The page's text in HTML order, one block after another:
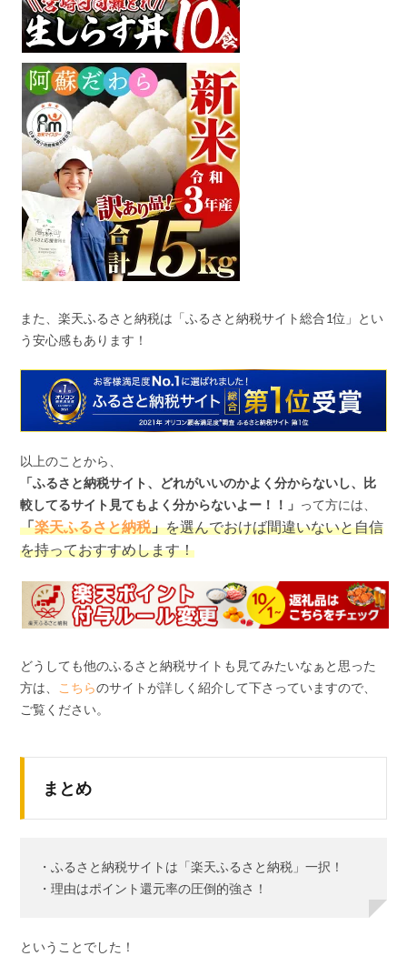
また、楽天ふるさと納税は「ふるさと納税サイト総合1位」とい
う安心感もあります！
以上のことから、
「ふるさと納税サイト、どれがいいのかよく分からないし、比
較してるサイト見てもよく分からないよー！！」 って方には、
「楽天ふるさと納税」を選んでおけば間違いないと自信
を持っておすすめします！
どうしても他のふるさと納税サイトも見てみたいなぁと思った
方は、 こちらのサイトが詳しく紹介して下さっていますので、
ご覧ください。
まとめ
・ふるさと納税サイトは「楽天ふるさと納税」一択！
・理由はポイント還元率の圧倒的強さ！
ということでした！